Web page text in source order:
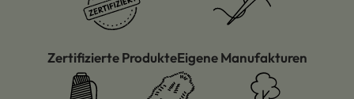
Zertifizierte ProdukteEigene Manufakturen